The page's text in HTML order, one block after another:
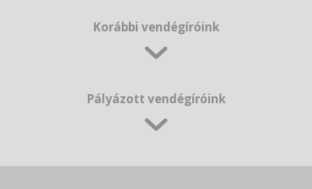
Korábbi vendégíróink
Pályázott vendégíróink